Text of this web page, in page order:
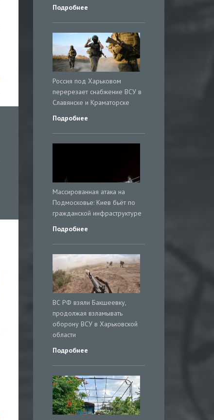
Подробнее
Россия под Харьковом
перерезает снабжение ВСУ в
Славянске и Краматорске
Подробнее
Массированная атака на
Подмосковье: Киев бьёт по
гражданской инфраструктуре
Подробнее
ВС РФ взяли Бакшеевку,
продолжая взламывать
оборону ВСУ в Харьковской
области
Подробнее